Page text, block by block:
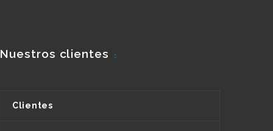
Nuestros clientes
Clientes